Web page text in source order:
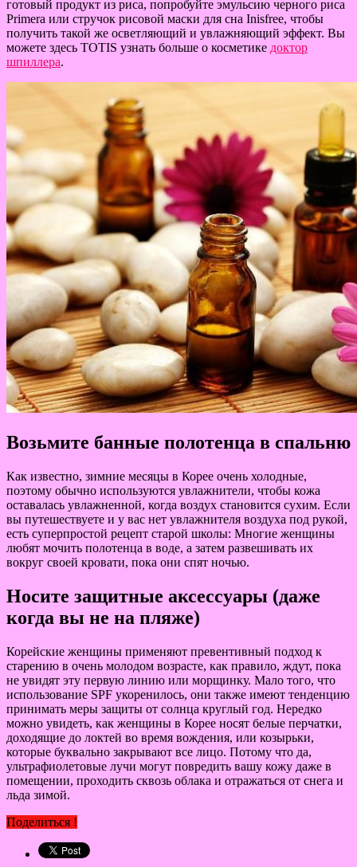
готовый продукт из риса, попробуйте эмульсию черного риса
Primera или стручок рисовой маски для сна Inisfree, чтобы
получить такой же осветляющий и увлажняющий эффект. Вы
можете здесь TOTIS узнать больше о косметике доктор
шпиллера.
Возьмите банные полотенца в спальню
Как известно, зимние месяцы в Корее очень холодные,
поэтому обычно используются увлажнители, чтобы кожа
оставалась увлажненной, когда воздух становится сухим. Если
вы путешествуете и у вас нет увлажнителя воздуха под рукой,
есть суперпростой рецепт старой школы: Многие женщины
любят мочить полотенца в воде, а затем развешивать их
вокруг своей кровати, пока они спят ночью.
Носите защитные аксессуары (даже
когда вы не на пляже)
Корейские женщины применяют превентивный подход к
старению в очень молодом возрасте, как правило, ждут, пока
не увидят эту первую линию или морщинку. Мало того, что
использование SPF укоренилось, они также имеют тенденцию
принимать меры защиты от солнца круглый год. Нередко
можно увидеть, как женщины в Корее носят белые перчатки,
доходящие до локтей во время вождения, или козырьки,
которые буквально закрывают все лицо. Потому что да,
ультрафиолетовые лучи могут повредить вашу кожу даже в
помещении, проходить сквозь облака и отражаться от снега и
льда зимой.
Поделиться !